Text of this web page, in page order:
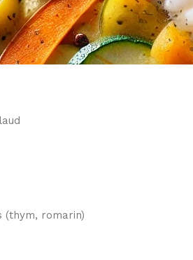
(thym, romarin)